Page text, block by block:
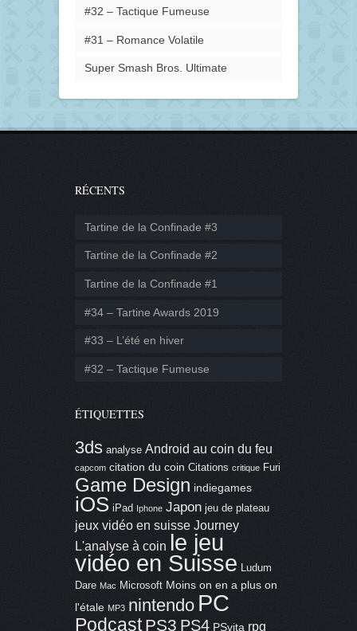
#32 – Tactique Fumeuse
#31 – Romance Volatile
Super Smash Bros. Ultimate
RÉCENTS
Tartine de la Confinade #3
Tartine de la Confinade #2
Tartine de la Confinade #1
#34 – Tartine Awards 2019
#33 – L’été en hiver
#32 – Tactique Fumeuse
ÉTIQUETTES
3ds analyse Android au coin du feu
capcom citation du coin Citations critique Furi
Game Design indiegames
iOS iPad Iphone Japon jeu de plateau
jeux vidéo en suisse Journey
L'analyse à coin le jeu
vidéo en Suisse Ludum
Dare Mac Microsoft Moins on en a plus on
l'étale MP3 nintendo PC
Podcast PS3 PS4 PSvita rpg